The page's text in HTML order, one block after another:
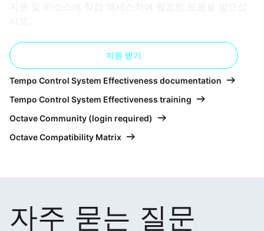
지원 및 리소스에 직접 액세스하여 필요한 도움을 받으십
시오.
지원 받기
Tempo Control System Effectiveness documentation
Tempo Control System Effectiveness training
Octave Community (login required)
Octave Compatibility Matrix
자주 묻는 질문